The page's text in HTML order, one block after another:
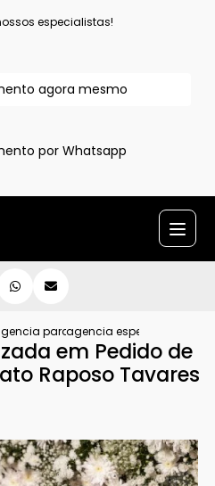
especialistas!
agora mesmo
por Whatsapp
para pedido de casamento
para pedido de casamento
agencia especializada
em Pedido de
Raposo Tavares